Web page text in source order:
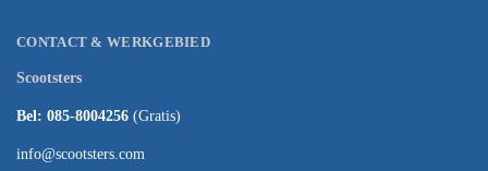
CONTACT & WERKGEBIED
Scootsters
Bel: 085-8004256 (Gratis)
info@scootsters.com